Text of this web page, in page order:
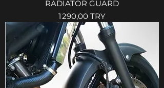
RADIATOR GUARD
Prix
1 290,00 TRY